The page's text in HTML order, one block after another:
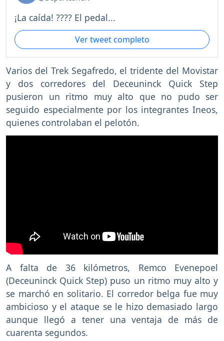
¡La caída! ???? El pedal...
Ver tweet completo
Varios del Trek Segafredo, el tridente del Movistar
y dos corredores del Deceuninck Quick Step
pusieron un ritmo muy alto que no pudo ser
seguido especialmente por los integrantes Ineos,
quienes controlaban el pelotón.
A falta de 36 kilómetros, Remco Evenepoel
(Deceuninck Quick Step) puso un ritmo muy alto y
se marchó en solitario. El corredor belga fue muy
ambicioso y el ataque se le hizo demasiado largo
aunque llegó a tener una ventaja de más de
cuarenta segundos.